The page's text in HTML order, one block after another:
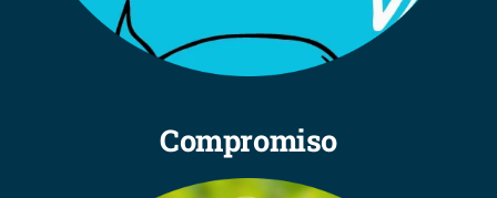
Compromiso